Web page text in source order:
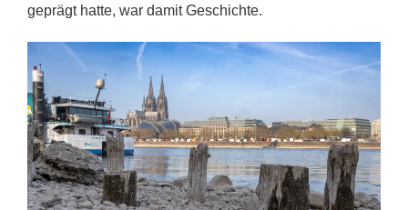
geprägt hatte, war damit Geschichte.